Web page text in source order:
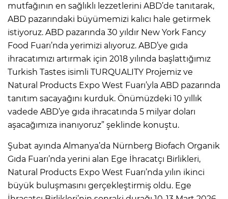
mutfağının en sağlıklı lezzetlerini ABD’de tanıtarak,
ABD pazarındaki büyümemizi kalıcı hale getirmek
istiyoruz. ABD pazarında 30 yıldır New York Fancy
Food Fuarı’nda yerimizi alıyoruz. ABD’ye gıda
ihracatımızı artırmak için 2018 yılında başlattığımız
Turkish Tastes isimli TURQUALITY Projemiz ve
Natural Products Expo West Fuarı’yla ABD pazarında
tanıtım sacayağını kurduk. Önümüzdeki 10 yıllık
vadede ABD’ye gıda ihracatında 5 milyar doları
aşacağımıza inanıyoruz” şeklinde konuştu.
Şubat ayında Almanya’da Nürnberg Biofach Organik
Gıda Fuarı’nda yerini alan Ege İhracatçı Birlikleri,
Natural Products Expo West Fuarı’nda yılın ikinci
büyük buluşmasını gerçekleştirmiş oldu. Ege